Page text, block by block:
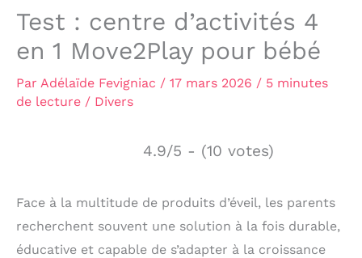
Test : centre d’activités 4
en 1 Move2Play pour bébé
Par Adélaïde Fevigniac / 17 mars 2026 / 5 minutes
de lecture / Divers
4.9/5 - (10 votes)
Face à la multitude de produits d’éveil, les parents
recherchent souvent une solution à la fois durable,
éducative et capable de s’adapter à la croissance